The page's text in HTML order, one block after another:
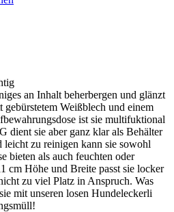
an Inhalt beherbergen und glänzt
Weißblech und einem
ist sie multifuktional
dient sie aber ganz klar als Behälter
zu reinigen kann sie sowohl
bieten als auch feuchten oder
cm Höhe und Breite passt sie locker
zu viel Platz in Anspruch. Was
mit unseren losen Hundeleckerli